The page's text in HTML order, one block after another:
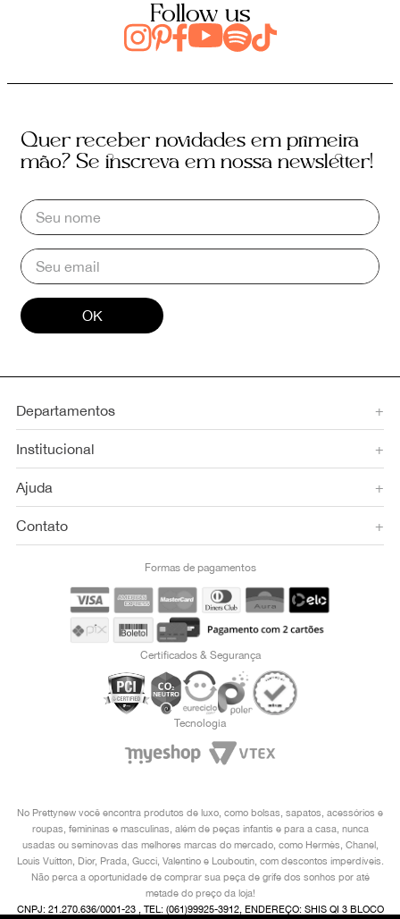
Follow us
Quer receber novidades em primeira
mão? Se inscreva em nossa newsletter!
OK
Departamentos +
Institucional +
Ajuda +
Contato +
Formas de pagamentos
Certificados & Segurança
Tecnologia
No Prettynew você encontra produtos de luxo, como bolsas, sapatos, acessórios e
roupas, femininas e masculinas, além de peças infantis e para a casa, nunca
usadas ou seminovas das melhores marcas do mercado, como Hermès, Chanel,
Louis Vuitton, Dior, Prada, Gucci, Valentino e Louboutin, com descontos imperdíveis.
Não perca a oportunidade de comprar sua peça de grife dos sonhos por até
metade do preço da loja!
CNPJ: 21.270.636/0001-23 , TEL: (061)99925-3912, ENDEREÇO: SHIS QI 3 BLOCO